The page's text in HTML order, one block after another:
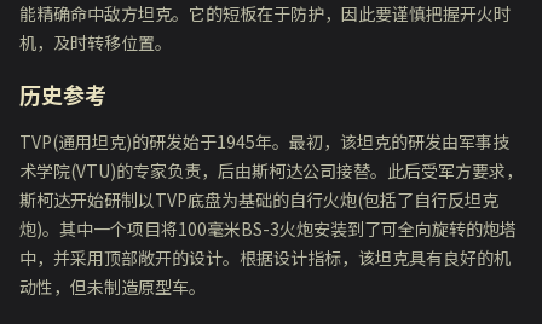
能精确命中敌方坦克。它的短板在于防护，因此要谨慎把握开火时
机，及时转移位置。
历史参考
TVP(通用坦克)的研发始于1945年。最初，该坦克的研发由军事技
术学院(VTU)的专家负责，后由斯柯达公司接替。此后受军方要求，
斯柯达开始研制以TVP底盘为基础的自行火炮(包括了自行反坦克
炮)。其中一个项目将100毫米BS-3火炮安装到了可全向旋转的炮塔
中，并采用顶部敞开的设计。根据设计指标，该坦克具有良好的机
动性，但未制造原型车。